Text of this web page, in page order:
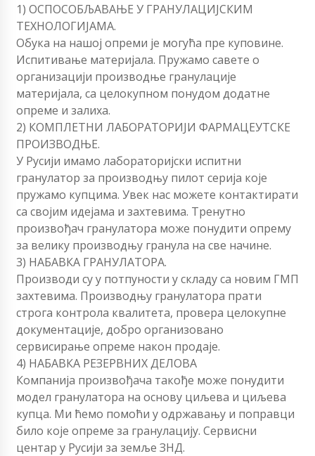
1) ОСПОСОБЉАВАЊЕ У ГРАНУЛАЦИЈСКИМ
ТЕХНОЛОГИЈАМА.
Обука на нашој опреми је могућа пре куповине.
Испитивање материјала. Пружамо савете о
организацији производње гранулације
материјала, са целокупном понудом додатне
опреме и залиха.
2) КОМПЛЕТНИ ЛАБОРАТОРИЈИ ФАРМАЦЕУТСКЕ
ПРОИЗВОДЊЕ.
У Русији имамо лабораторијски испитни
гранулатор за производњу пилот серија које
пружамо купцима. Увек нас можете контактирати
са својим идејама и захтевима. Тренутно
произвођач гранулатора може понудити опрему
за велику производњу гранула на све начине.
3) НАБАВКА ГРАНУЛАТОРА.
Производи су у потпуности у складу са новим ГМП
захтевима. Производњу гранулатора прати
строга контрола квалитета, провера целокупне
документације, добро организовано
сервисирање опреме након продаје.
4) НАБАВКА РЕЗЕРВНИХ ДЕЛОВА
Компанија произвођача такође може понудити
модел гранулатора на основу циљева и циљева
купца. Ми ћемо помоћи у одржавању и поправци
било које опреме за гранулацију. Сервисни
центар у Русији за земље ЗНД.